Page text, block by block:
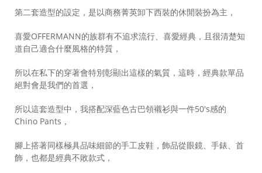
第二套造型的設定，是以商務菁英卸下西裝的休閒裝扮為主，
喜愛OFFERMANN的族群有不追求流行、喜愛經典，且很清楚知
道自己適合什麼風格的特質，
所以在私下的穿著會特別彰顯出這樣的氣質，這時，經典款單品
絕對會是我們的首選，
所以這套造型中，我搭配深藍色古巴領襯衫與一件50's感的
Chino Pants，
腳上搭著同樣極具品味細節的手工皮鞋，飾品從眼鏡、手錶、首
飾，也都是經典不敗款式，